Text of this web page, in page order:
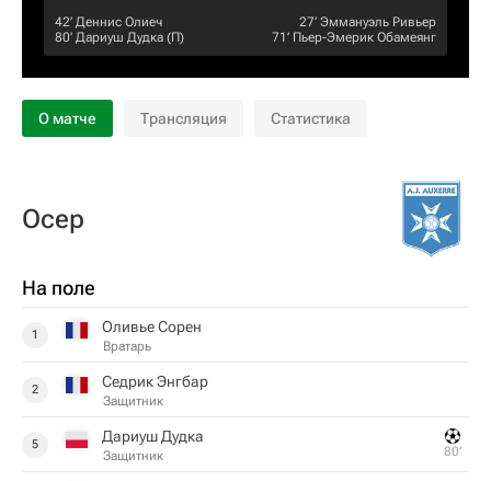
42‎’‎ Деннис Олиеч
80‎’‎ Дариуш Дудка (П)
27‎’‎ Эммануэль Ривьер
71‎’‎ Пьер-Эмерик Обамеянг
О матче Трансляция Статистика
Осер
На поле
1 Оливье Сорен
Вратарь
2 Седрик Энгбар
Защитник
5 Дариуш Дудка
Защитник 80‎’‎